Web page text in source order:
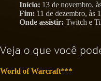
Início: 13 de novembro,
Fim: 11 de dezembro, às
Onde assistir: Twitch e
Veja o que você
World of Warcraft***